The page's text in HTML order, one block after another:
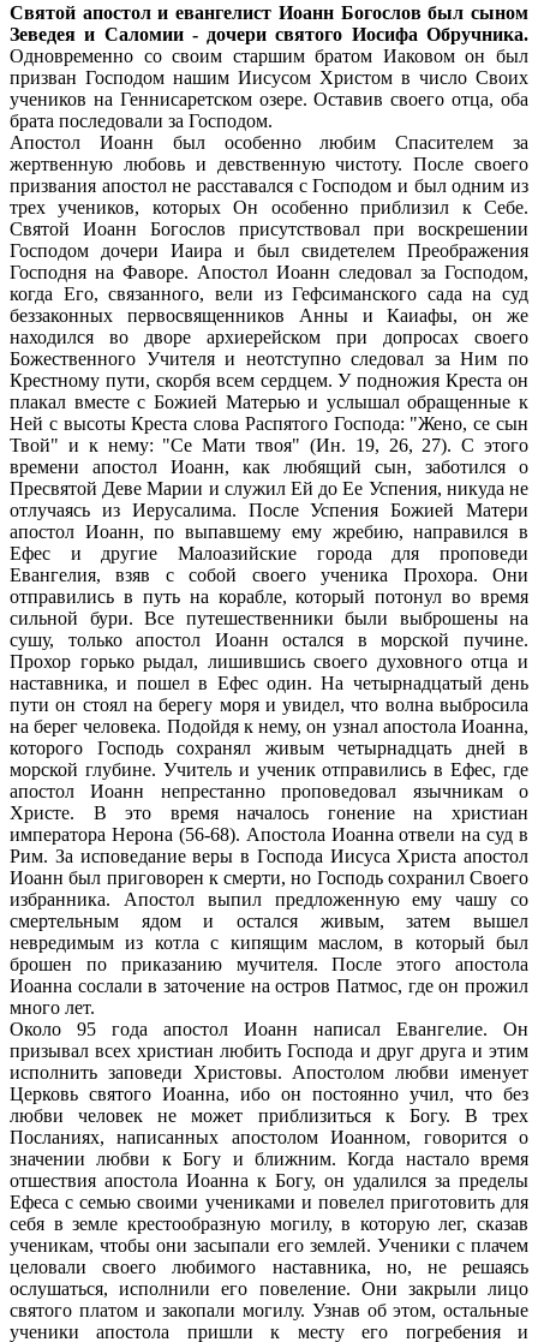
Святой апостол и евангелист Иоанн Богослов был сыном
Зеведея и Саломии - дочери святого Иосифа Обручника.
Одновременно со своим старшим братом Иаковом он был
призван Господом нашим Иисусом Христом в число Своих
учеников на Геннисаретском озере. Оставив своего отца, оба
брата последовали за Господом.
Апостол Иоанн был особенно любим Спасителем за
жертвенную любовь и девственную чистоту. После своего
призвания апостол не расставался с Господом и был одним из
трех учеников, которых Он особенно приблизил к Себе.
Святой Иоанн Богослов присутствовал при воскрешении
Господом дочери Иаира и был свидетелем Преображения
Господня на Фаворе. Апостол Иоанн следовал за Господом,
когда Его, связанного, вели из Гефсиманского сада на суд
беззаконных первосвященников Анны и Каиафы, он же
находился во дворе архиерейском при допросах своего
Божественного Учителя и неотступно следовал за Ним по
Крестному пути, скорбя всем сердцем. У подножия Креста он
плакал вместе с Божией Матерью и услышал обращенные к
Ней с высоты Креста слова Распятого Господа: "Жено, се сын
Твой" и к нему: "Се Мати твоя" (Ин. 19, 26, 27). С этого
времени апостол Иоанн, как любящий сын, заботился о
Пресвятой Деве Марии и служил Ей до Ее Успения, никуда не
отлучаясь из Иерусалима. После Успения Божией Матери
апостол Иоанн, по выпавшему ему жребию, направился в
Ефес и другие Малоазийские города для проповеди
Евангелия, взяв с собой своего ученика Прохора. Они
отправились в путь на корабле, который потонул во время
сильной бури. Все путешественники были выброшены на
сушу, только апостол Иоанн остался в морской пучине.
Прохор горько рыдал, лишившись своего духовного отца и
наставника, и пошел в Ефес один. На четырнадцатый день
пути он стоял на берегу моря и увидел, что волна выбросила
на берег человека. Подойдя к нему, он узнал апостола Иоанна,
которого Господь сохранял живым четырнадцать дней в
морской глубине. Учитель и ученик отправились в Ефес, где
апостол Иоанн непрестанно проповедовал язычникам о
Христе. В это время началось гонение на христиан
императора Нерона (56-68). Апостола Иоанна отвели на суд в
Рим. За исповедание веры в Господа Иисуса Христа апостол
Иоанн был приговорен к смерти, но Господь сохранил Своего
избранника. Апостол выпил предложенную ему чашу со
смертельным ядом и остался живым, затем вышел
невредимым из котла с кипящим маслом, в который был
брошен по приказанию мучителя. После этого апостола
Иоанна сослали в заточение на остров Патмос, где он прожил
много лет.
Около 95 года апостол Иоанн написал Евангелие. Он
призывал всех христиан любить Господа и друг друга и этим
исполнить заповеди Христовы. Апостолом любви именует
Церковь святого Иоанна, ибо он постоянно учил, что без
любви человек не может приблизиться к Богу. В трех
Посланиях, написанных апостолом Иоанном, говорится о
значении любви к Богу и ближним. Когда настало время
отшествия апостола Иоанна к Богу, он удалился за пределы
Ефеса с семью своими учениками и повелел приготовить для
себя в земле крестообразную могилу, в которую лег, сказав
ученикам, чтобы они засыпали его землей. Ученики с плачем
целовали своего любимого наставника, но, не решаясь
ослушаться, исполнили его повеление. Они закрыли лицо
святого платом и закопали могилу. Узнав об этом, остальные
ученики апостола пришли к месту его погребения и